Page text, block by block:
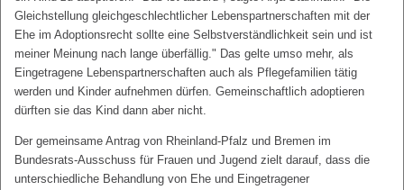
Gleichstellung gleichgeschlechtlicher Lebenspartnerschaften mit der
Ehe im Adoptionsrecht sollte eine Selbstverständlichkeit sein und ist
meiner Meinung nach lange überfällig." Das gelte umso mehr, als
Eingetragene Lebenspartnerschaften auch als Pflegefamilien tätig
werden und Kinder aufnehmen dürfen. Gemeinschaftlich adoptieren
dürften sie das Kind dann aber nicht.
Der gemeinsame Antrag von Rheinland-Pfalz und Bremen im
Bundesrats-Ausschuss für Frauen und Jugend zielt darauf, dass die
unterschiedliche Behandlung von Ehe und Eingetragener